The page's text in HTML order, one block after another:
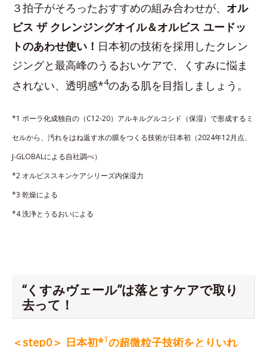
３拍子がそろったおすすめの組み合わせが、 オル
ビス ザ クレンジングオイル＆オルビス ユードッ
トのあわせ使い！ 日本初の技術を採用したクレン
ジングと最高峰のうるおいケアで、くすみに悩ま
されない、透明感*4のある肌を目指しましょう。
*1 ポーラ化成独自の（C12-20）アルキルグルコシド（保湿）で形成するミ
セルから、汚れをはね返す水の膜をつくる技術が日本初（2024年12月点、
J-GLOBALによる自社調べ）
*2 オルビススキンケアシリーズ内保湿力
*3 乾燥による
*4 洗浄とうるおいによる
“くすみヴェール”は落とすケアで取り
去って！
＜step0＞ 日本初*1の超微粒子技術をとりいれ